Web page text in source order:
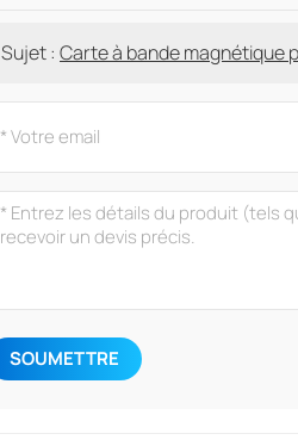
Sujet :Carte à bande magnétique
SOUMETTRE